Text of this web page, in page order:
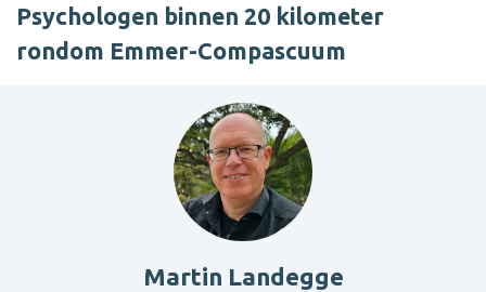
Psychologen binnen 20 kilometer
rondom Emmer-Compascuum
Martin Landegge